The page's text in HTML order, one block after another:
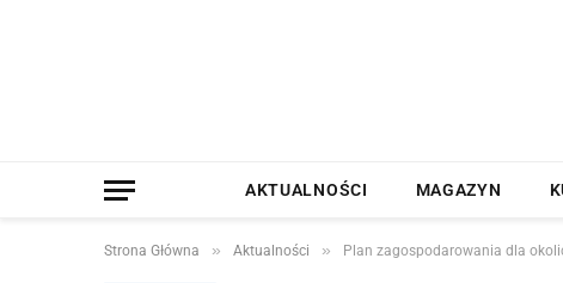
AKTUALNOŚCI MAGAZYN
Strona Główna » Aktualności » Plan zagospodarowania dla